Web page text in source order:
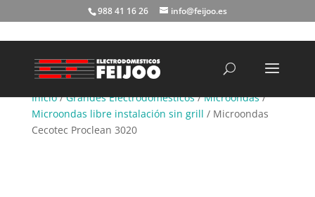
988 41 16 26 info@feijoo.es
Inicio/Grandes Electrodomésticos/Microondas/
Microondas libre instalación sin grill / Microondas
Cecotec Proclean 3020